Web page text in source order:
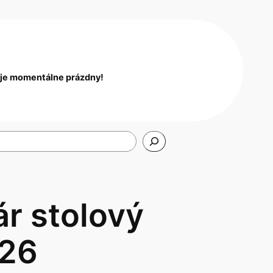
momentálne prázdny!
stolový